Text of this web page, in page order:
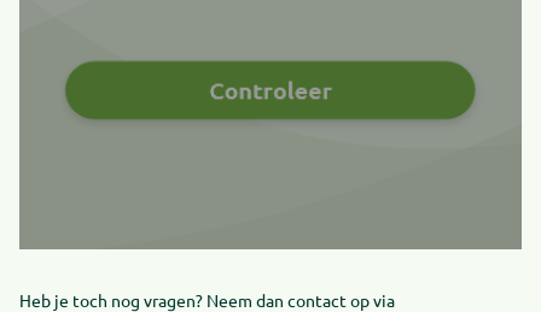
Heb je toch nog vragen? Neem dan contact op via